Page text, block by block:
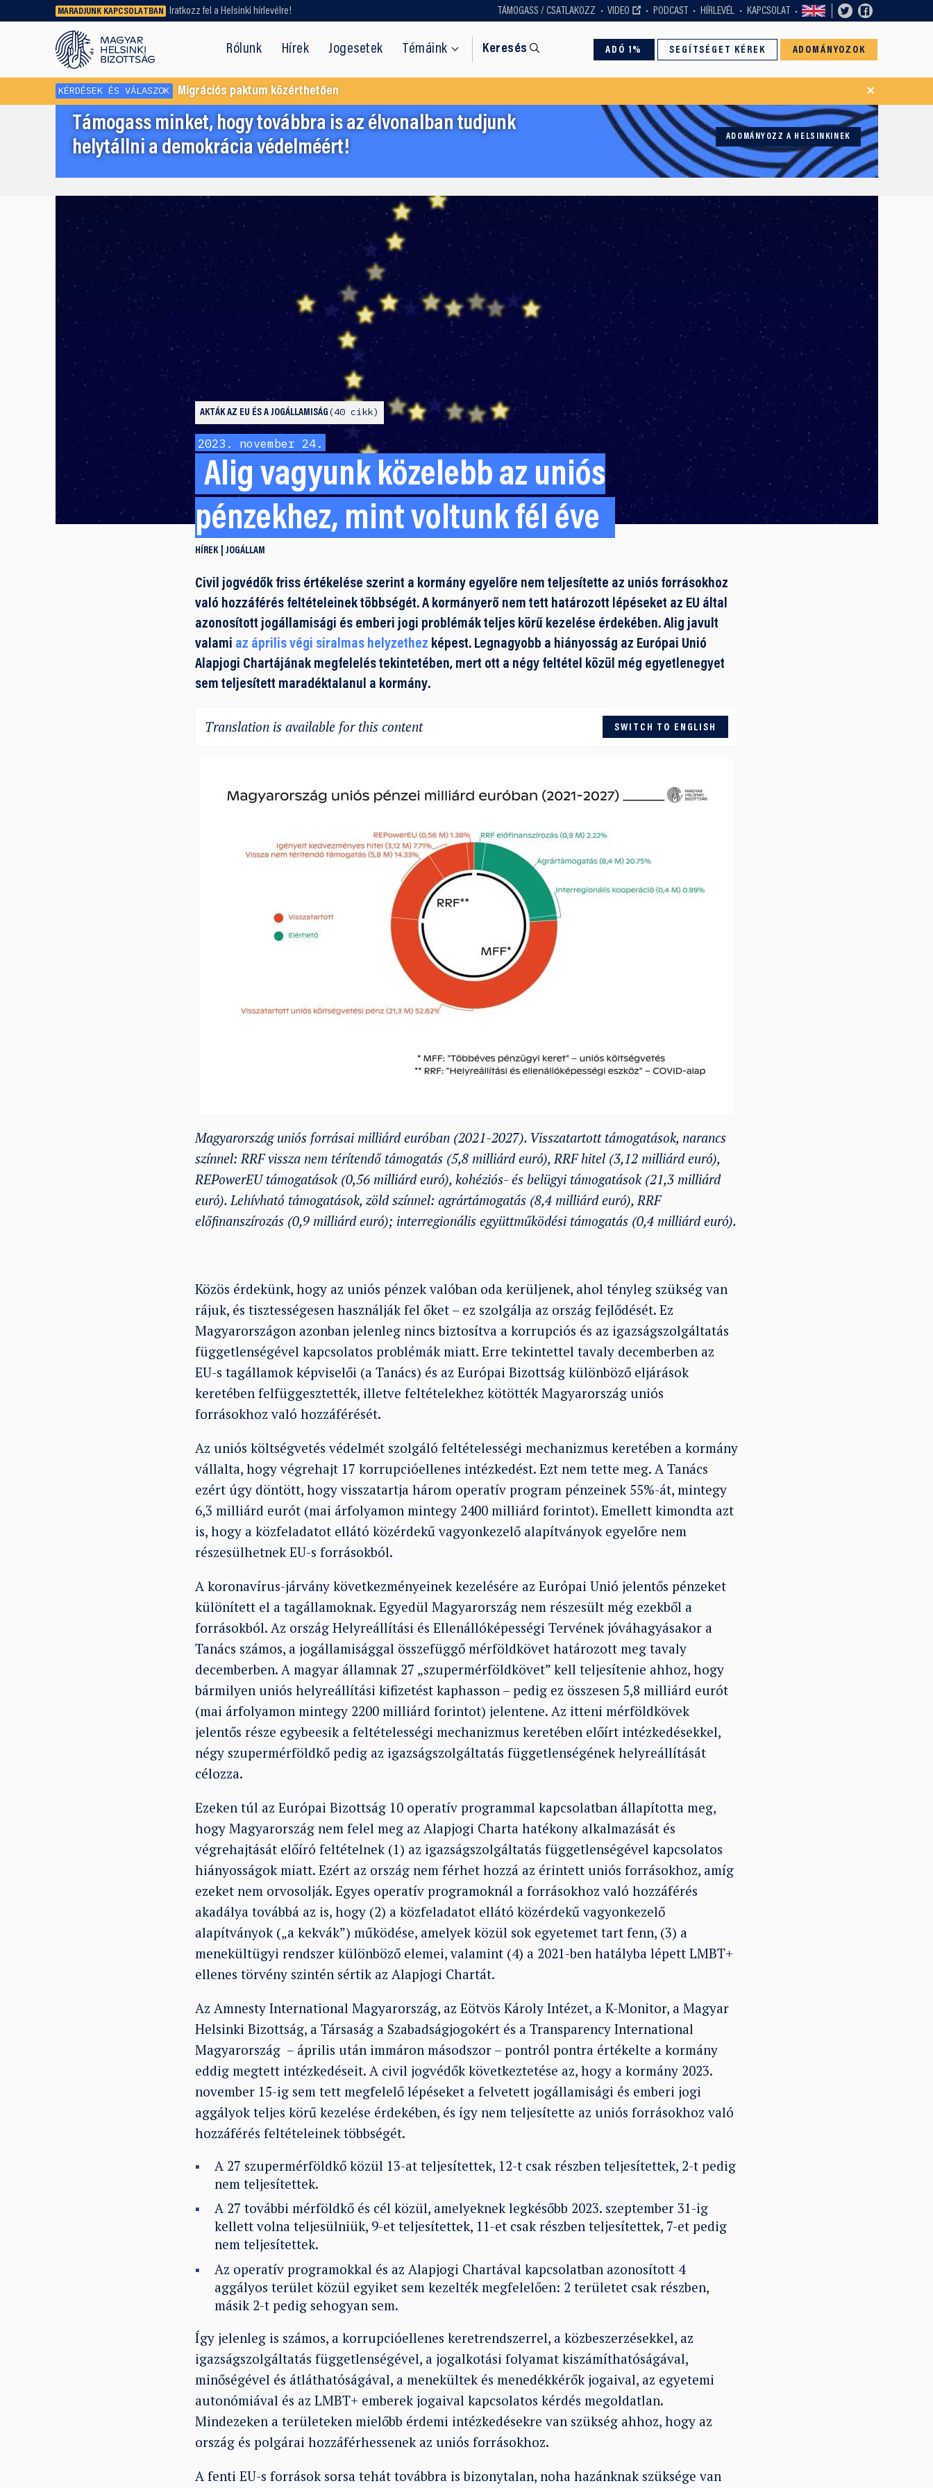
MARADJUNK KAPCSOLATBAN Iratkozz fel a Helsinki hírlevélre! TÁMOGASS / CSATLAKOZZ VIDEO PODCAST HÍRLEVÉL KAPCSOLAT
Rólunk Hírek Jogesetek Témáink Keresés ADÓ 1% SEGÍTSÉGET KÉREK ADOMÁNYOZOK
Régebbi tartalmat vagy
dokumentumot keresel? Használd a
keresőnket!
KÉRDÉSEK ÉS VÁLASZOK Migrációs paktum közérthetően ×
Támogass minket, hogy továbbra is az élvonalban tudjunk
helytállni a demokrácia védelméért!
ADOMÁNYOZZ A HELSINKINEK
AKTÁK AZ EU ÉS A JOGÁLLAMISÁG 40 cikk
2023. november 24.
Alig vagyunk közelebb az uniós
pénzekhez, mint voltunk fél éve
HÍREK JOGÁLLAM
Civil jogvédők friss értékelése szerint a kormány egyelőre nem teljesítette az uniós forrásokhoz
való hozzáférés feltételeinek többségét. A kormányerő nem tett határozott lépéseket az EU által
azonosított jogállamisági és emberi jogi problémák teljes körű kezelése érdekében. Alig javult
valami az április végi siralmas helyzethez képest. Legnagyobb a hiányosság az Európai Unió
Alapjogi Chartájának megfelelés tekintetében, mert ott a négy feltétel közül még egyetlenegyet
sem teljesített maradéktalanul a kormány.
Translation is available for this content SWITCH TO ENGLISH
Magyarország uniós forrásai milliárd euróban (2021-2027). Visszatartott támogatások, narancs
színnel: RRF vissza nem térítendő támogatás (5,8 milliárd euró), RRF hitel (3,12 milliárd euró),
REPowerEU támogatások (0,56 milliárd euró), kohéziós- és belügyi támogatások (21,3 milliárd
euró). Lehívható támogatások, zöld színnel: agrártámogatás (8,4 milliárd euró), RRF
előfinanszírozás (0,9 milliárd euró); interregionális együttműködési támogatás (0,4 milliárd euró).
Közös érdekünk, hogy az uniós pénzek valóban oda kerüljenek, ahol tényleg szükség van
rájuk, és tisztességesen használják fel őket – ez szolgálja az ország fejlődését. Ez
Magyarországon azonban jelenleg nincs biztosítva a korrupciós és az igazságszolgáltatás
függetlenségével kapcsolatos problémák miatt. Erre tekintettel tavaly decemberben az
EU-s tagállamok képviselői (a Tanács) és az Európai Bizottság különböző eljárások
keretében felfüggesztették, illetve feltételekhez kötötték Magyarország uniós
forrásokhoz való hozzáférését.
Az uniós költségvetés védelmét szolgáló feltételességi mechanizmus keretében a kormány
vállalta, hogy végrehajt 17 korrupcióellenes intézkedést. Ezt nem tette meg. A Tanács
ezért úgy döntött, hogy visszatartja három operatív program pénzeinek 55%-át, mintegy
6,3 milliárd eurót (mai árfolyamon mintegy 2400 milliárd forintot). Emellett kimondta azt
is, hogy a közfeladatot ellátó közérdekű vagyonkezelő alapítványok egyelőre nem
részesülhetnek EU-s forrásokból.
A koronavírus-járvány következményeinek kezelésére az Európai Unió jelentős pénzeket
különített el a tagállamoknak. Egyedül Magyarország nem részesült még ezekből a
forrásokból. Az ország Helyreállítási és Ellenállóképességi Tervének jóváhagyásakor a
Tanács számos, a jogállamisággal összefüggő mérföldkövet határozott meg tavaly
decemberben. A magyar államnak 27 „szupermérföldkövet” kell teljesítenie ahhoz, hogy
bármilyen uniós helyreállítási kifizetést kaphasson – pedig ez összesen 5,8 milliárd eurót
(mai árfolyamon mintegy 2200 milliárd forintot) jelentene. Az itteni mérföldkövek
jelentős része egybeesik a feltételességi mechanizmus keretében előírt intézkedésekkel,
négy szupermérföldkő pedig az igazságszolgáltatás függetlenségének helyreállítását
célozza.
Ezeken túl az Európai Bizottság 10 operatív programmal kapcsolatban állapította meg,
hogy Magyarország nem felel meg az Alapjogi Charta hatékony alkalmazását és
végrehajtását előíró feltételnek (1) az igazságszolgáltatás függetlenségével kapcsolatos
hiányosságok miatt. Ezért az ország nem férhet hozzá az érintett uniós forrásokhoz, amíg
ezeket nem orvosolják. Egyes operatív programoknál a forrásokhoz való hozzáférés
akadálya továbbá az is, hogy (2) a közfeladatot ellátó közérdekű vagyonkezelő
alapítványok („a kekvák”) működése, amelyek közül sok egyetemet tart fenn, (3) a
menekültügyi rendszer különböző elemei, valamint (4) a 2021-ben hatályba lépett LMBT+
ellenes törvény szintén sértik az Alapjogi Chartát.
Az Amnesty International Magyarország, az Eötvös Károly Intézet, a K-Monitor, a Magyar
Helsinki Bizottság, a Társaság a Szabadságjogokért és a Transparency International
Magyarország – április után immáron másodszor – pontról pontra értékelte a kormány
eddig megtett intézkedéseit. A civil jogvédők következtetése az, hogy a kormány 2023.
november 15-ig sem tett megfelelő lépéseket a felvetett jogállamisági és emberi jogi
aggályok teljes körű kezelése érdekében, és így nem teljesítette az uniós forrásokhoz való
hozzáférés feltételeinek többségét.
A 27 szupermérföldkő közül 13-at teljesítettek, 12-t csak részben teljesítettek, 2-t pedig
nem teljesítettek.
A 27 további mérföldkő és cél közül, amelyeknek legkésőbb 2023. szeptember 31-ig
kellett volna teljesülniük, 9-et teljesítettek, 11-et csak részben teljesítettek, 7-et pedig
nem teljesítettek.
Az operatív programokkal és az Alapjogi Chartával kapcsolatban azonosított 4
aggályos terület közül egyiket sem kezelték megfelelően: 2 területet csak részben,
másik 2-t pedig sehogyan sem.
Így jelenleg is számos, a korrupcióellenes keretrendszerrel, a közbeszerzésekkel, az
igazságszolgáltatás függetlenségével, a jogalkotási folyamat kiszámíthatóságával,
minőségével és átláthatóságával, a menekültek és menedékkérők jogaival, az egyetemi
autonómiával és az LMBT+ emberek jogaival kapcsolatos kérdés megoldatlan.
Mindezeken a területeken mielőbb érdemi intézkedésekre van szükség ahhoz, hogy az
ország és polgárai hozzáférhessenek az uniós forrásokhoz.
A fenti EU-s források sorsa tehát továbbra is bizonytalan, noha hazánknak szüksége van